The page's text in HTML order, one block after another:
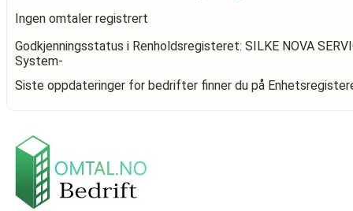
Ingen omtaler registrert
Godkjenningsstatus i Renholdsregisteret: SILKE NOVA
System-
Siste oppdateringer for bedrifter finner du på